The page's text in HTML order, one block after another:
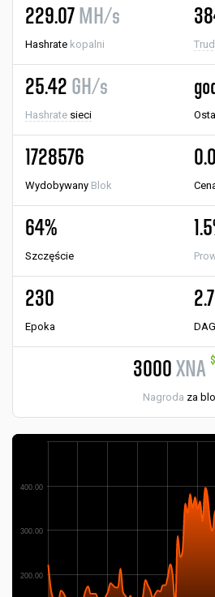
229.07 MH/s
Hashrate kopalni
25.42 GH/s
Hashrate sieci
1728576
Wydobywany Blok
64%
Szczęście
230
Epoka DAG
3000 XNA
Nagroda za
200.00
300.00
400.00